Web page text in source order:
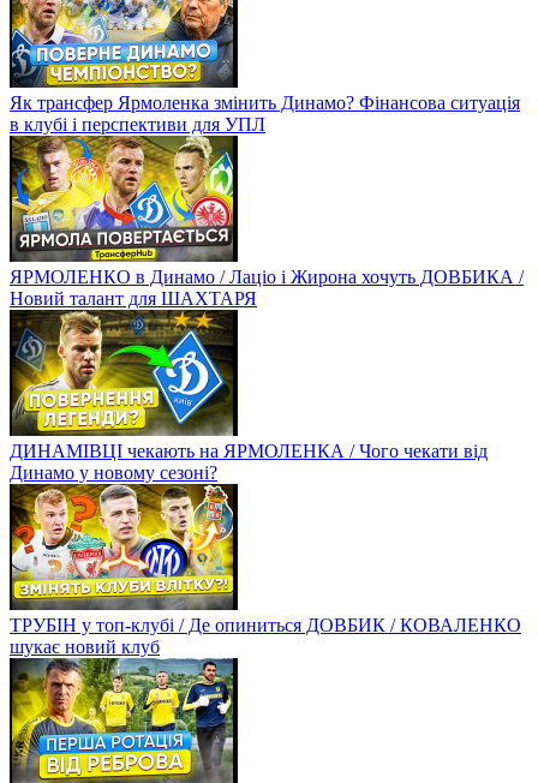
Як трансфер Ярмоленка змінить Динамо? Фінансова ситуація
в клубі і перспективи для УПЛ
ЯРМОЛЕНКО в Динамо / Лаціо і Жирона хочуть ДОВБИКА /
Новий талант для ШАХТАРЯ
ДИНАМІВЦІ чекають на ЯРМОЛЕНКА / Чого чекати від
Динамо у новому сезоні?
ТРУБІН у топ-клубі / Де опиниться ДОВБИК / КОВАЛЕНКО
шукає новий клуб